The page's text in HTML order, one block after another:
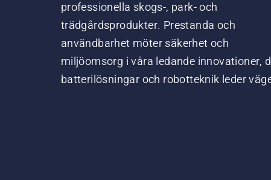
professionella skogs-, park- och
trädgårdsprodukter. Prestanda och
användbarhet möter säkerhet och
miljöomsorg i våra ledande innovationer,
batterilösningar och robotteknik leder